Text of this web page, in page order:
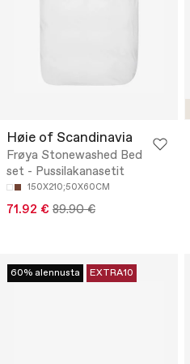
Høie of Scandinavia
Frøya Stonewashed Bed
set - Pussilakanasetit
150X210;50X60CM
71.92 € 89.90 €
60% alennusta EXTRA10